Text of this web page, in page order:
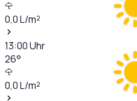
0,0L/m²
13:00Uhr
26°
0,0L/m²